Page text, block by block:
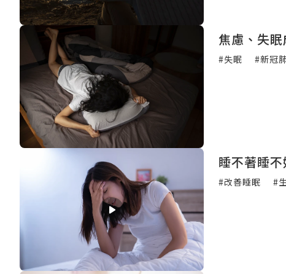
焦慮、失
#失眠 #新冠
睡不著睡
#改善睡眠 #